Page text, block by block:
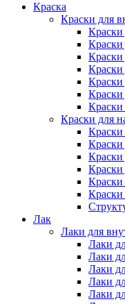
Краска
Краски для
Краски
Краски
Краски
Краски
Краски
Краски
Краски для
Краски
Краски
Краски
Краски
Лак
Лаки для
Лаки
Лаки
Лаки
Лаки
Лаки